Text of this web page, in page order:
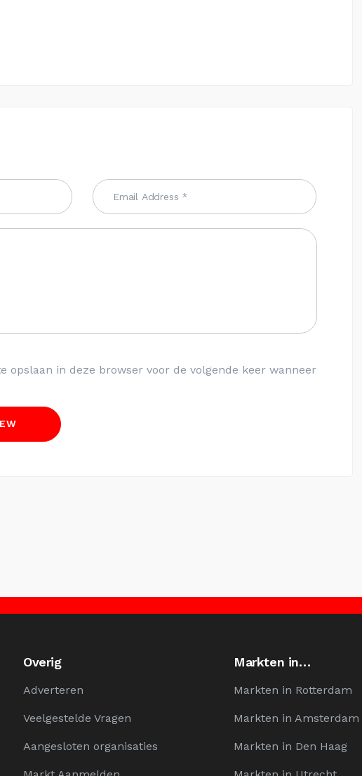
opslaan in deze browser voor de volgende keer wanneer
Overig
Adverteren
Veelgestelde Vragen
Aangesloten organisaties
Markten in…
Markten in Rotterdam
Markten in Amsterdam
Markten in Den Haag